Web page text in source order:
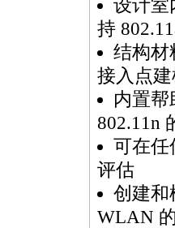
设计室
持
结构材
接入点建
内置帮
802.11n
可在任
评估
创建和
WLAN